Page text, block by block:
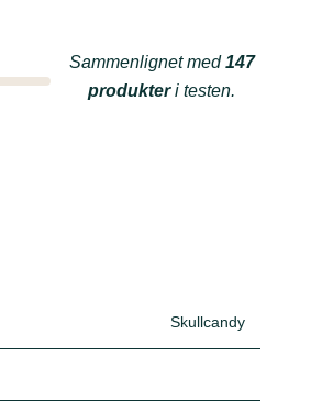
Sammenlignet med147
produkteri testen.
Skullcandy